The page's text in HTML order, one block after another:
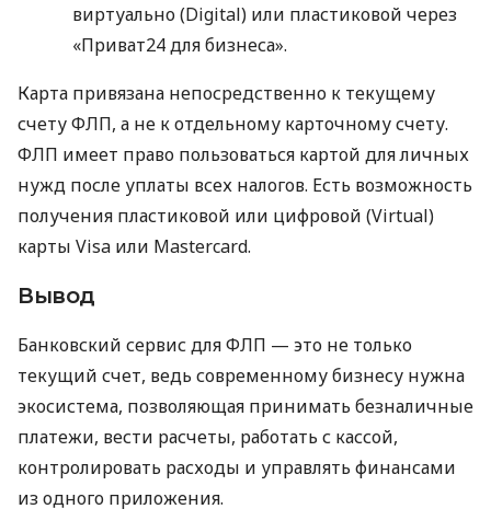
виртуально (Digital) или пластиковой через
«Приват24 для бизнеса».
Карта привязана непосредственно к текущему
счету ФЛП, а не к отдельному карточному счету.
ФЛП имеет право пользоваться картой для личных
нужд после уплаты всех налогов. Есть возможность
получения пластиковой или цифровой (Virtual)
карты Visa или Mastercard.
Вывод
Банковский сервис для ФЛП — это не только
текущий счет, ведь современному бизнесу нужна
экосистема, позволяющая принимать безналичные
платежи, вести расчеты, работать с кассой,
контролировать расходы и управлять финансами
из одного приложения.